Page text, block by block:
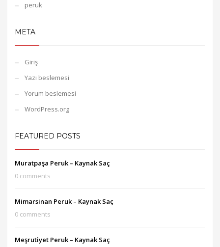
peruk
META
Giriş
Yazı beslemesi
Yorum beslemesi
WordPress.org
FEATURED POSTS
Muratpaşa Peruk – Kaynak Saç
0 comments
Mimarsinan Peruk – Kaynak Saç
0 comments
Meşrutiyet Peruk – Kaynak Saç